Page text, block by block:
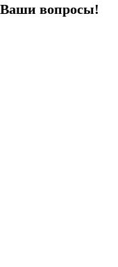
Ваши вопросы!